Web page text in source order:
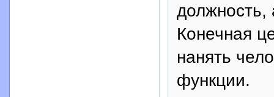
должность,
Конечная
нанять
функции.